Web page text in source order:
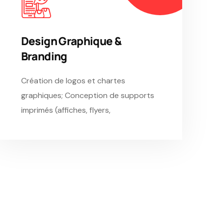
Design Graphique &
Branding
Création de logos et chartes
graphiques; Conception de supports
imprimés (affiches, flyers,